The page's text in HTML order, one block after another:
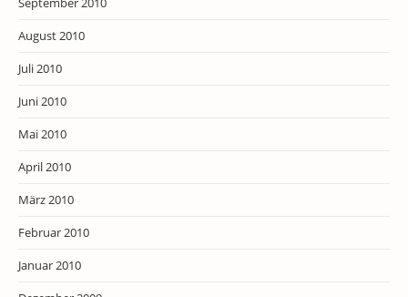
August 2010
Juli 2010
Juni 2010
Mai 2010
April 2010
März 2010
Februar 2010
Januar 2010